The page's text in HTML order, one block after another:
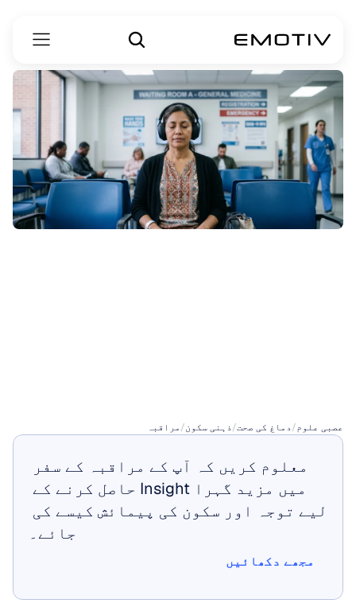
عصبی علوم/دماغ کی صحت/ذہنی سکون/مراقبہ
جائے۔
مجھے دکھائیں